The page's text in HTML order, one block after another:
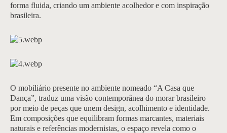
forma fluida, criando um ambiente acolhedor e com inspiração
brasileira.
O mobiliário presente no ambiente nomeado “A Casa que
Dança”, traduz uma visão contemporânea do morar brasileiro
por meio de peças que unem design, acolhimento e identidade.
Em composições que equilibram formas marcantes, materiais
naturais e referências modernistas, o espaço revela como o